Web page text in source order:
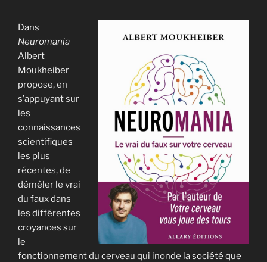
Dans
Neuromania
Albert
Moukheiber
propose, en
s’appuyant sur
les
connaissances
scientifiques
les plus
récentes, de
démêler le vrai
du faux dans
les différentes
croyances sur
le
fonctionnement du cerveau qui inonde la société que